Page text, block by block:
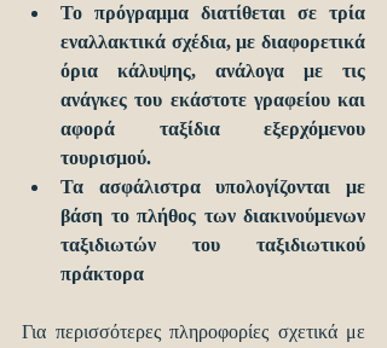
Το πρόγραμμα διατίθεται σε τρία
εναλλακτικά σχέδια, με διαφορετικά
όρια κάλυψης, ανάλογα με τις
ανάγκες του εκάστοτε γραφείου και
αφορά ταξίδια εξερχόμενου
τουρισμού.
Τα ασφάλιστρα υπολογίζονται με
βάση το πλήθος των διακινούμενων
ταξιδιωτών του ταξιδιωτικού
πράκτορα
Για περισσότερες πληροφορίες σχετικά με